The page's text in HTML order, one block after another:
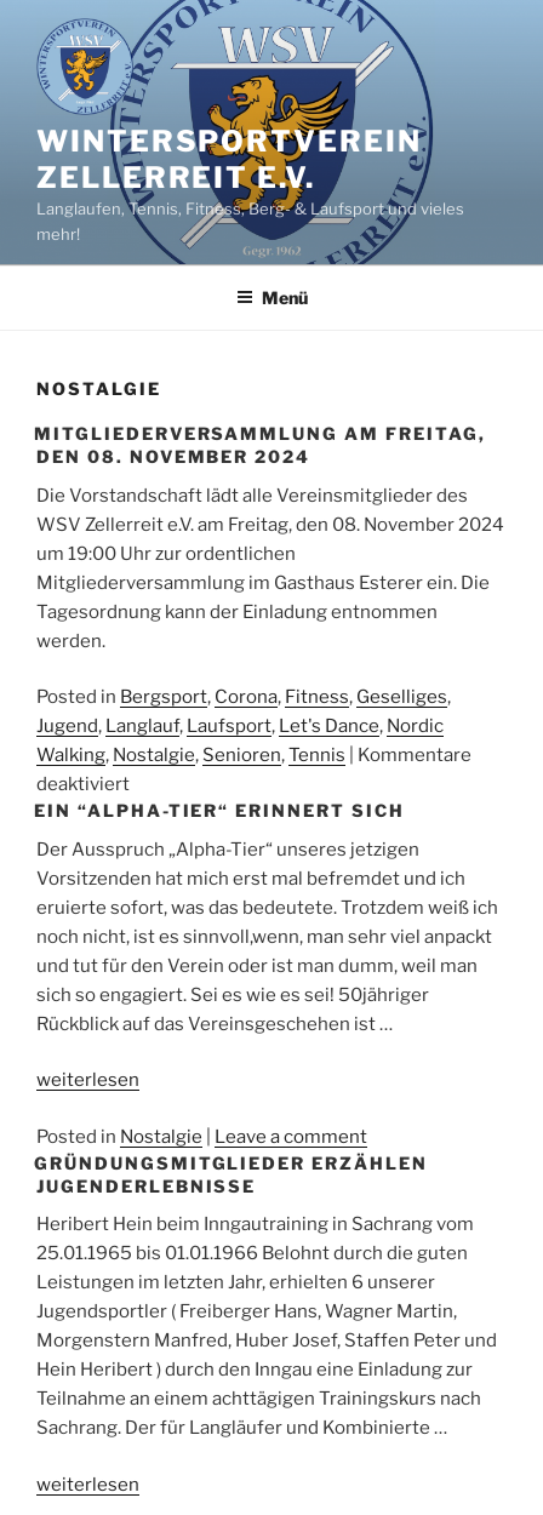
Inhalt
springen
WINTERSPORTVEREIN
ZELLERREIT E.V.
Langlaufen, Tennis, Fitness, Berg- & Laufsport und vieles
mehr!
Menü
NOSTALGIE
MITGLIEDERVERSAMMLUNG AM FREITAG,
DEN 08. NOVEMBER 2024
Die Vorstandschaft lädt alle Vereinsmitglieder des
WSV Zellerreit e.V. am Freitag, den 08. November 2024
um 19:00 Uhr zur ordentlichen
Mitgliederversammlung im Gasthaus Esterer ein. Die
Tagesordnung kann der Einladung entnommen
werden.
Posted in Bergsport, Corona, Fitness, Geselliges,
Jugend, Langlauf, Laufsport, Let's Dance, Nordic
Walking, Nostalgie, Senioren,Tennis
Kommentare
deaktiviertfür
Mitgliederversammlung
am
Freitag,
den
08.
November
2024
EIN “ALPHA-TIER“ ERINNERT SICH
Der Ausspruch „Alpha-Tier“ unseres jetzigen
Vorsitzenden hat mich erst mal befremdet und ich
eruierte sofort, was das bedeutete. Trotzdem weiß ich
noch nicht, ist es sinnvoll,wenn, man sehr viel anpackt
und tut für den Verein oder ist man dumm, weil man
sich so engagiert. Sei es wie es sei! 50jähriger
Rückblick auf das Vereinsgeschehen ist …
„Ein
Tier“
erinnert
sich“
weiterlesen
Posted in Nostalgie Leave a comment
GRÜNDUNGSMITGLIEDER ERZÄHLEN
JUGENDERLEBNISSE
Heribert Hein beim Inngautraining in Sachrang vom
25.01.1965 bis 01.01.1966 Belohnt durch die guten
Leistungen im letzten Jahr, erhielten 6 unserer
Jugendsportler ( Freiberger Hans, Wagner Martin,
Morgenstern Manfred, Huber Josef, Staffen Peter und
Hein Heribert ) durch den Inngau eine Einladung zur
Teilnahme an einem achttägigen Trainingskurs nach
Sachrang. Der für Langläufer und Kombinierte …
„Gründungsmitglieder
weiterlesen